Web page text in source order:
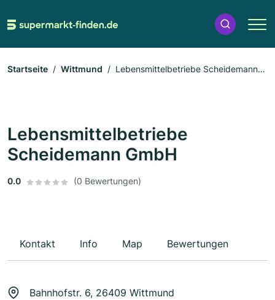
Startseite Wittmund
Lebensmittelbetriebe Scheidemann
Lebensmittelbetriebe
Scheidemann GmbH
0.0 (0 Bewertungen)
Kontakt Info Map Bewertungen
Bahnhofstr. 6, 26409 Wittmund